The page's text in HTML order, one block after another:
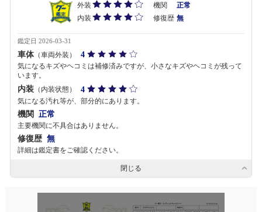
外装 機関
正常
内装
修復歴 無
鑑定日 2026-03-31
車体（車両外装） 4
気になるキズやヘコミは補修済みですが、小さなキズやヘコミが残って
います。
内装 （内装状態） 4
気になる汚れ等が、部分的にあります。
機関 正常
主要機関に不具合はありません。
修復歴 無
詳細は鑑定書をご確認ください。
閉じる